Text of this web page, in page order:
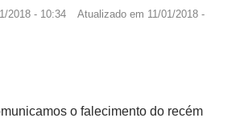
2018 - 10:34 Atualizado em 11/01/2018 -
o falecimento do recém